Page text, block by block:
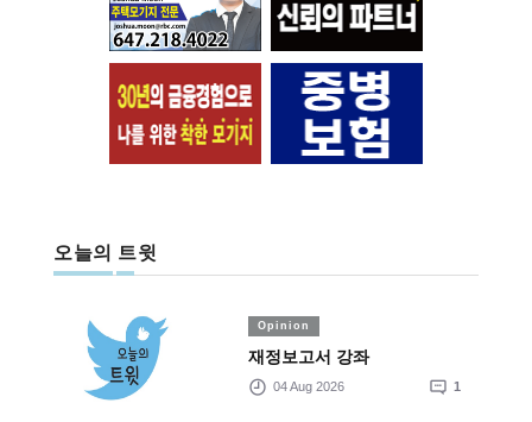
오늘의 트윗
Opinion
재정보고서 강좌
04 Aug 2026 1